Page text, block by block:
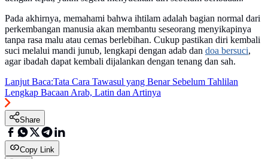
Pada akhirnya, memahami bahwa ihtilam adalah bagian normal dari
perkembangan manusia akan membantu seseorang menyikapinya
tanpa rasa malu atau cemas berlebihan. Cukup pastikan diri kembali
suci melalui mandi junub, lengkapi dengan adab dan doa bersuci,
agar ibadah dapat kembali dijalankan dengan tenang dan sah.
Lanjut Baca:Tata Cara Tawasul yang Benar Sebelum Tahlilan
Lengkap Bacaan Arab, Latin dan Artinya
Share
Copy Link